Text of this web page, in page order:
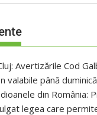
Avertizările Cod
valabile până
din România:
legea care